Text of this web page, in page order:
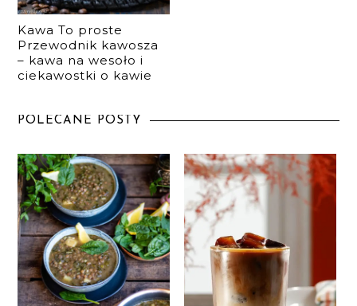
Kawa To proste
Przewodnik kawosza
– kawa na wesoło i
ciekawostki o kawie
POLECANE POSTY